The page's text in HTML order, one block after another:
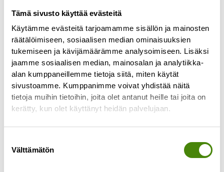
Tämä sivusto käyttää evästeitä
Käytämme evästeitä tarjoamamme sisällön ja mainosten
räätälöimiseen, sosiaalisen median ominaisuuksien
tukemiseen ja kävijämäärämme analysoimiseen. Lisäksi
jaamme sosiaalisen median, mainosalan ja analytiikka-
alan kumppaneillemme tietoja siitä, miten käytät
sivustoamme. Kumppanimme voivat yhdistää näitä
tietoja muihin tietoihin, joita olet antanut heille tai joita on
kerätty, kun olet käyttänyt heidän palvelujaan.
valinta
Välttämätön